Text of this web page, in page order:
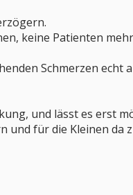
keine Patienten
Schmerzen echt
und lässt es erst
und für die Kleinen da